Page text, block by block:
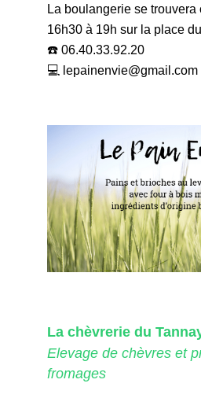
La boulangerie se
16h30 à 19h sur la place
☎️ 06.40.33.92.20
💻 lepainenvie@gmail.com
La chèvrerie du
Elevage de chèvres et
fromages